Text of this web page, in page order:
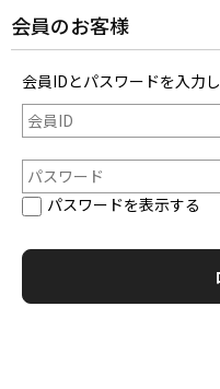
会員のお客様
会員IDとパスワードを入力
パスワードを表示する